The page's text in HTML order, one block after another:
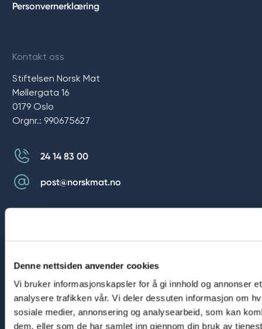
Denne nettsiden anvender cookies
Vi bruker informasjonskapsler for å gi innhold og annonser
analysere trafikken vår. Vi deler dessuten informasjon om
sosiale medier, annonsering og analysearbeid, som kan
dem, eller som de har samlet inn gjennom din bruk av
Personvernerklæring
Kontakt oss
Stiftelsen Norsk Mat
Møllergata 16
0179 Oslo
Orgnr.: 990675627
24 14 83 00
post@norskmat.no
Facebook
Instagram